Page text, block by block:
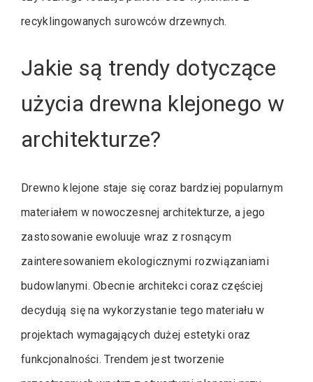
recyklingowanych surowców drzewnych.
Jakie są trendy dotyczące
użycia drewna klejonego w
architekturze?
Drewno klejone staje się coraz bardziej popularnym
materiałem w nowoczesnej architekturze, a jego
zastosowanie ewoluuje wraz z rosnącym
zainteresowaniem ekologicznymi rozwiązaniami
budowlanymi. Obecnie architekci coraz częściej
decydują się na wykorzystanie tego materiału w
projektach wymagających dużej estetyki oraz
funkcjonalności. Trendem jest tworzenie